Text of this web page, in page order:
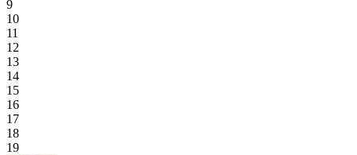
9
10
11
12
13
14
15
16
17
18
19